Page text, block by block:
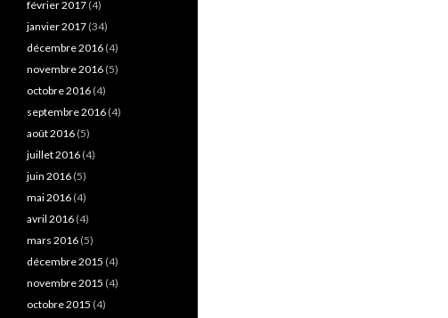
février 2017 (4)
janvier 2017 (34)
décembre 2016 (4)
novembre 2016 (5)
octobre 2016 (4)
septembre 2016 (4)
août 2016 (5)
juillet 2016 (4)
juin 2016 (5)
mai 2016 (4)
avril 2016 (4)
mars 2016 (5)
décembre 2015 (4)
novembre 2015 (4)
octobre 2015 (4)